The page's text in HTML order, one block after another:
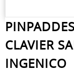
CLAVIER
INGENICO